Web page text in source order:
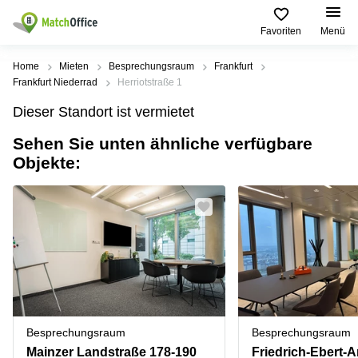
Favoriten Menü
Mieten / Vermieten
Produktseiten
Büro
mieten
center
Seminarraum
Virtuelles
Büro
Beliebte
Städte
Büro
mieten
Geschäftsadresse
Geschäftsadresse
mieten
Düsseldorf
Geschäftsadresse
Stuttgart
Büro
Beliebte
Suchanfragen
Regus
Dortmund
Ruhrallee
Office Club
Ballindamm
3
Rahel-
Hirsch-
Straße
Hilfe
Über uns
Büro vermieten
Log-in
Home Mieten Besprechungsraum
Frankfurt
Frankfurt Niederrad
Herriotstraße 1
Dieser Standort ist vermietet
Sehen Sie unten ähnliche verfügbare
Objekte:
Besprechungsraum
Mainzer Landstraße 178-190
Besprechungsraum
Friedrich-Ebert-
Beschreibung